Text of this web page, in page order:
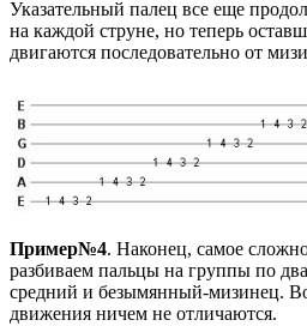
Указательный палец все еще
на каждой струне, но теперь
двигаются последовательно от
Пример№4. Наконец, самое
разбиваем пальцы на группы по
средний и безымянный-мизинец.
движения ничем не отличаются.